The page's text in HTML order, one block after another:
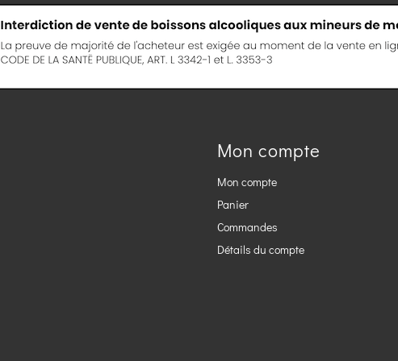
Mon compte
Mon compte
Panier
Commandes
Détails du compte